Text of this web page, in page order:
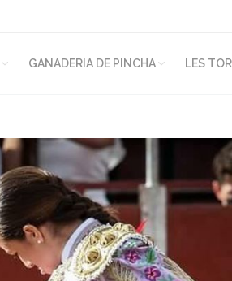
GANADERIA DE PINCHA LES